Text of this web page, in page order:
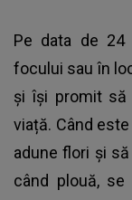
Pe data de 24
focului sau în
și își promit
viață. Când
adune flori și
când plouă,